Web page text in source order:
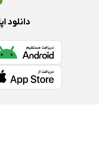
دانلود